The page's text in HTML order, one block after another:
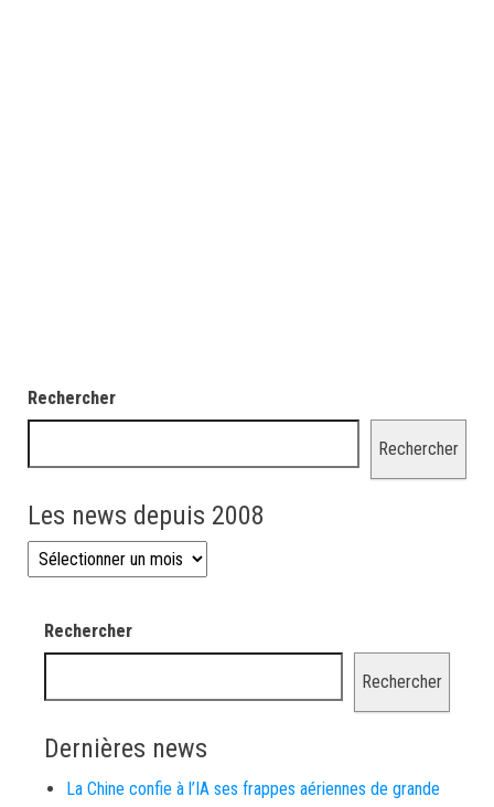
Rechercher
Rechercher
Les news depuis 2008
Les news depuis 2008
Rechercher
Rechercher
Dernières news
La Chine confie à l’IA ses frappes aériennes de grande